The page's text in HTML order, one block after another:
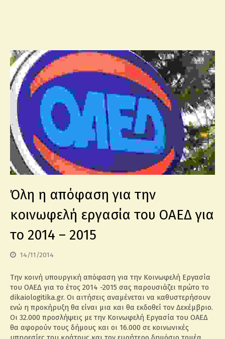
Όλη η απόφαση για την
κοινωφελή εργασία του ΟΑΕΔ για
το 2014 – 2015
14/11/2014
Την κοινή υπουργική απόφαση για την Κοινωφελή Εργασία
του ΟΑΕΔ για το έτος 2014 -2015 σας παρουσιάζει πρώτο το
dikaiologitika.gr. Οι αιτήσεις αναμένεται να καθυστερήσουν
ενώ η προκήρυξη θα είναι μια και θα εκδοθεί τον Δεκέμβριο.
Oι 32.000 προσλήψεις με την Κοινωφελή Εργασία του ΟΑΕΔ
θα αφορούν τους δήμους και οι 16.000 σε κοινωνικές